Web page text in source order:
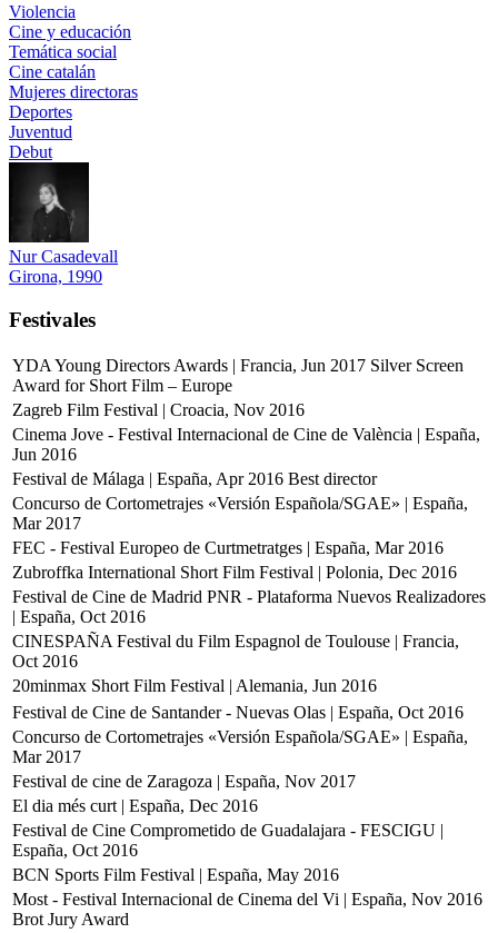
Violencia
Cine y educación
Temática social
Cine catalán
Mujeres directoras
Deportes
Juventud
Debut
Nur Casadevall
Girona, 1990
Festivales
YDA Young Directors Awards | Francia, Jun 2017 Silver Screen
Award for Short Film – Europe
Zagreb Film Festival | Croacia, Nov 2016
Cinema Jove - Festival Internacional de Cine de València | España,
Jun 2016
Festival de Málaga | España, Apr 2016 Best director
Concurso de Cortometrajes «Versión Española/SGAE» | España,
Mar 2017
FEC - Festival Europeo de Curtmetratges | España, Mar 2016
Zubroffka International Short Film Festival | Polonia, Dec 2016
Festival de Cine de Madrid PNR - Plataforma Nuevos Realizadores
| España, Oct 2016
CINESPAÑA Festival du Film Espagnol de Toulouse | Francia,
Oct 2016
20minmax Short Film Festival | Alemania, Jun 2016
Festival de Cine de Santander - Nuevas Olas | España, Oct 2016
Concurso de Cortometrajes «Versión Española/SGAE» | España,
Mar 2017
Festival de cine de Zaragoza | España, Nov 2017
El dia més curt | España, Dec 2016
Festival de Cine Comprometido de Guadalajara - FESCIGU |
España, Oct 2016
BCN Sports Film Festival | España, May 2016
Most - Festival Internacional de Cinema del Vi | España, Nov 2016
Brot Jury Award